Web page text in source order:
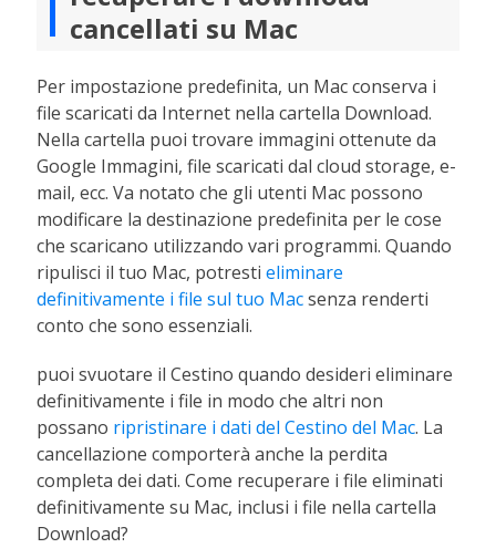
cancellati su Mac
Per impostazione predefinita, un Mac conserva i
file scaricati da Internet nella cartella Download.
Nella cartella puoi trovare immagini ottenute da
Google Immagini, file scaricati dal cloud storage, e-
mail, ecc. Va notato che gli utenti Mac possono
modificare la destinazione predefinita per le cose
che scaricano utilizzando vari programmi. Quando
ripulisci il tuo Mac, potrestieliminare
definitivamente i file sul tuo Macsenza renderti
conto che sono essenziali.
puoi svuotare il Cestino quando desideri eliminare
definitivamente i file in modo che altri non
possano ripristinare i dati del Cestino del Mac. La
cancellazione comporterà anche la perdita
completa dei dati. Come recuperare i file eliminati
definitivamente su Mac, inclusi i file nella cartella
Download?